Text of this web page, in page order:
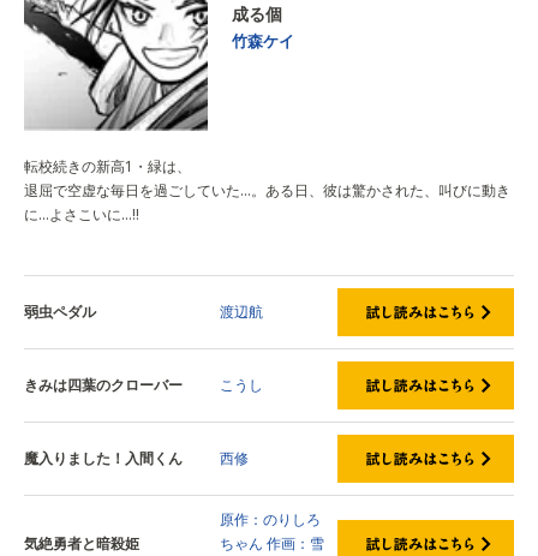
成る個
竹森ケイ
転校続きの新高1・緑は、
退屈で空虚な毎日を過ごしていた…。ある日、彼は驚かされた、叫びに動き
に…よさこいに…!!
弱虫ペダル 渡辺航
きみは四葉のクローバー こうし
魔入りました！入間くん 西修
気絶勇者と暗殺姫
原作：のりしろ
ちゃん 作画：雪